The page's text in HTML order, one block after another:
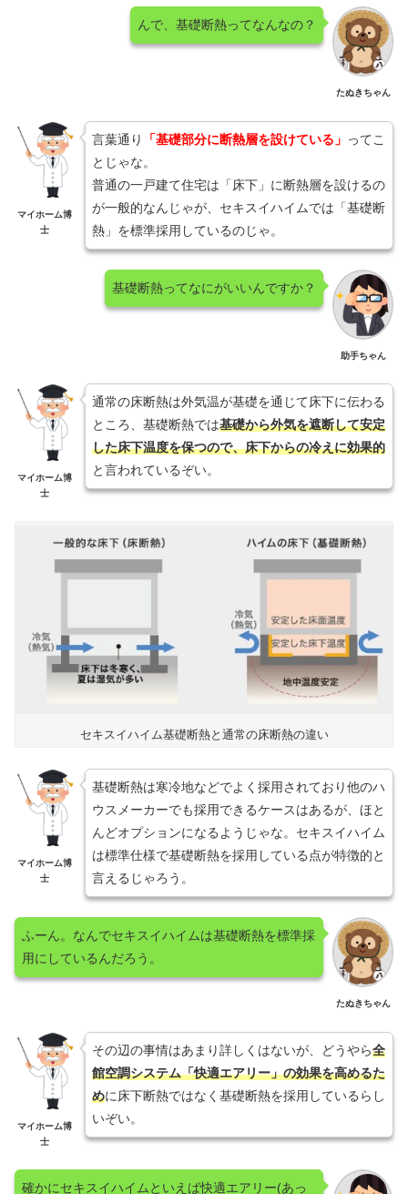
たぬきちゃん
んで、基礎断熱ってなんなの？
マイホーム博
士
言葉通り 「基礎部分に断熱層を設けている」 ってこ
とじゃな。
普通の一戸建て住宅は「床下」に断熱層を設けるの
が一般的なんじゃが、セキスイハイムでは「基礎断
熱」を標準採用しているのじゃ。
助手ちゃん
基礎断熱ってなにがいいんですか？
マイホーム博
士
通常の床断熱は外気温が基礎を通じて床下に伝わる
ところ、基礎断熱では基礎から外気を遮断して安定
した床下温度を保つので、床下からの冷えに効果的
と言われているぞい。
セキスイハイム基礎断熱と通常の床断熱の違い
マイホーム博
士
基礎断熱は寒冷地などでよく採用されており他のハ
ウスメーカーでも採用できるケースはあるが、ほと
んどオプションになるようじゃな。セキスイハイム
は標準仕様で基礎断熱を採用している点が特徴的と
言えるじゃろう。
たぬきちゃん
ふーん。なんでセキスイハイムは基礎断熱を標準採
用にしているんだろう。
マイホーム博
士
その辺の事情はあまり詳しくはないが、どうやら全
館空調システム「快適エアリー」の効果を高めるた
めに床下断熱ではなく基礎断熱を採用しているらし
いぞい。
確かにセキスイハイムといえば快適エアリー(あっ